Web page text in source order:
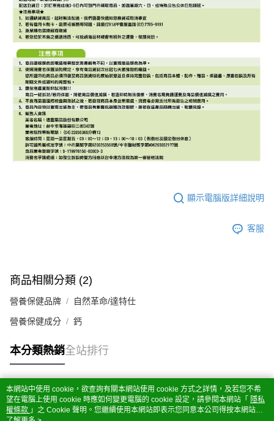
顯示電腦版詳細說明
客服
商品相關分類 (2)
營養保健品牌 自然革命/達特仕
營養保健成分 鈣
本分類熱銷全站排行
熱門標籤
本網站中使用 cookie，欲查詢有關本網站使用 cookie 方式之詳情，及若您不希
望在電腦上使用 cookie 時應如何變更電腦的 cookie 設定，請參閱本網站「 隱私
權條款 」之 Cookie 聲明。您繼續使用本網站即表示您同意本公司得按本網站使